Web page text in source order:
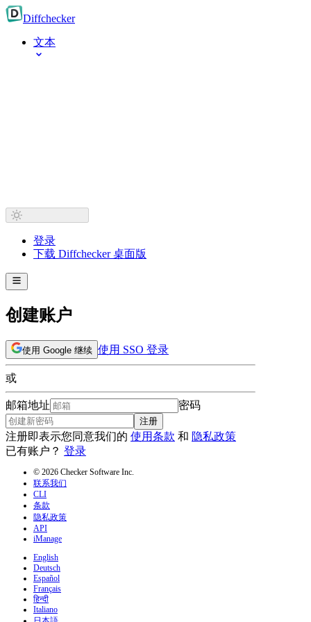
Diffchecker
文本
登录
下载 Diffchecker 桌面版
创建账户
使用 Google 继续 使用 SSO 登录
或
邮箱地址 密码
注册
注册即表示您同意我们的 使用条款 和 隐私政策
已有账户？ 登录
© 2026 Checker Software Inc.
联系我们
CLI
条款
隐私政策
API
iManage
English
Deutsch
Español
Français
हिन्दी
Italiano